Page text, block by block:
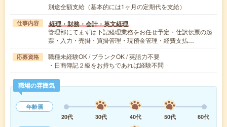
別途全額支給（基本的には1ヶ月の定期代を支給）
仕事内容 経理・財務・会計・英文経理
管理部にてまずは下記経理業務をお任せ予定・仕訳伝票の起
票・入力・売掛・買掛管理・現預金管理・経費支払…
応募資格
職種未経験OK / ブランクOK / 英語力不要
・日商簿記２級をお持ちであれば経験不問
職場の雰囲気
年齢層
20代
30代 40代 50代
60代